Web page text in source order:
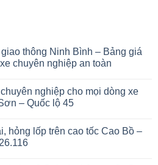
thông Ninh Bình – Bảng giá
chuyên nghiệp an toàn
nghiệp cho mọi dòng xe
– Quốc lộ 45
hỏng lốp trên cao tốc Cao Bồ –